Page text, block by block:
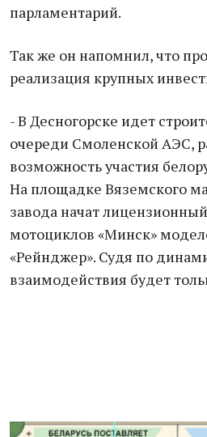
парламентарий.
Так же он напомнил, что
реализация крупных
- В Десногорске идет
очереди Смоленской АЭС,
возможность участия
На площадке Вяземского
завода начат
мотоциклов «Минск»
«Рейнджер». Судя по
взаимодействия будет